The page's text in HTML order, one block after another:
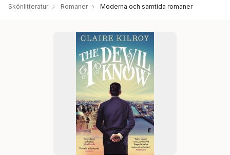
Skönlitteratur Romaner Moderna och samtida romaner